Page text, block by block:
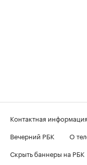
Контактная информация
Вечерний РБК
О
Скрыть баннеры на РБК